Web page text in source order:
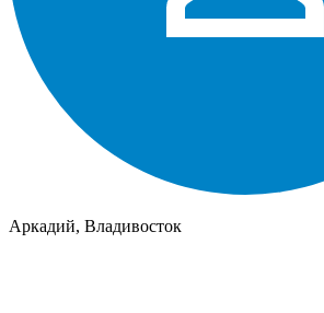
Аркадий, Владивосток